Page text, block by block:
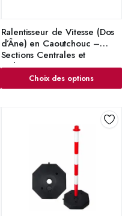
Ralentisseur de Vitesse (Dos
d’Âne) en Caoutchouc –
Sections Centrales et
Embouts – ULTRASAFE
Choix des options